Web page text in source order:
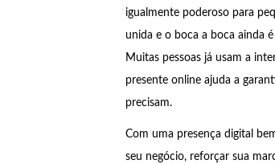
igualmente poderoso para
unida e o boca a boca ainda
Muitas pessoas já usam a
presente online ajuda a
precisam.
Com uma presença digital
seu negócio, reforçar sua